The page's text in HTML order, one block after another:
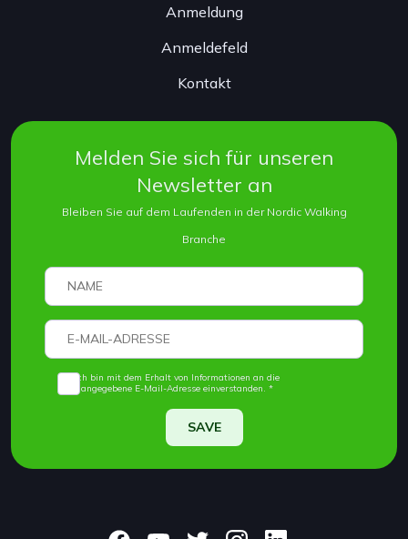
Anmeldung
Anmeldefeld
Kontakt
Melden Sie sich für unseren
Newsletter an
Bleiben Sie auf dem Laufenden in der Nordic Walking
Branche
Ich bin mit dem Erhalt von Informationen an die
angegebene E-Mail-Adresse einverstanden. *
SAVE